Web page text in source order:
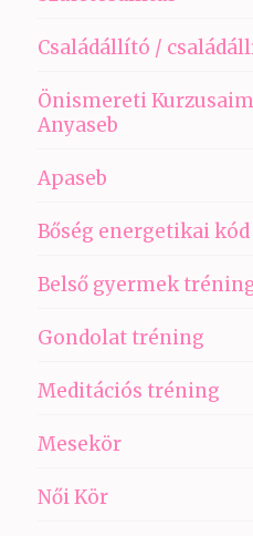
Családállító /
Önismereti Kurzusaim
Anyaseb
Apaseb
Bőség energetikai kód
Belső gyermek
Gondolat tréning
Meditációs tréning
Mesekör
Női Kör